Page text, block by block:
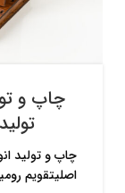
چاپ و
چاپ و تولید
اصلیتقویم